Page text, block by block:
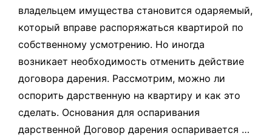
владельцем имущества становится одаряемый,
который вправе распоряжаться квартирой по
собственному усмотрению. Но иногда
возникает необходимость отменить действие
договора дарения. Рассмотрим, можно ли
оспорить дарственную на квартиру и как это
сделать. Основания для оспаривания
дарственной Договор дарения оспаривается …